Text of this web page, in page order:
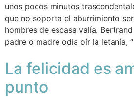
unos pocos minutos
que no soporta el aburrimiento
hombres de escasa valía.
padre o madre odia oír la letanía,
La felicidad es
punto